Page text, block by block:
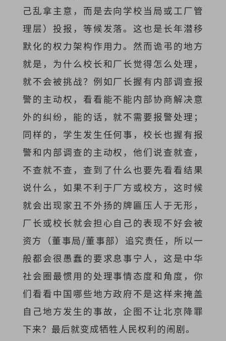
己乱拿主意，而是去向学校当局或工厂管
理层）投报，等候发落。这也是长年潜移
默化的权力架构作用力。然而诡弔的地方
就是，为什么校长和厂长觉得怎么处理，
就不会被挑战？例如厂长握有内部调查报
警的主动权，看看能不能内部协商解决意
外的纠纷，能的话，就不需要报警处理；
同样的，学生发生任何事，校长也握有报
警和内部调查的主动权，他们说查就查，
不查就不查，查到了什么也要先看看结果
说什么，如果不利于厂方或校方，这时候
就会出现家丑不外扬的牌匾压人于无形，
厂长或校长就会担心自己的表现不好会被
资方（董事局/董事部）追究责任，所以一
般都会很愚蠢的要求息事宁人，这是中华
社会圈最惯用的处理事情态度和角度，你
们看看中国哪些地方政府不是这样来掩盖
自己地方发生的事故，企图不让北京降罪
下来？最后就变成牺牲人民权利的闹剧。